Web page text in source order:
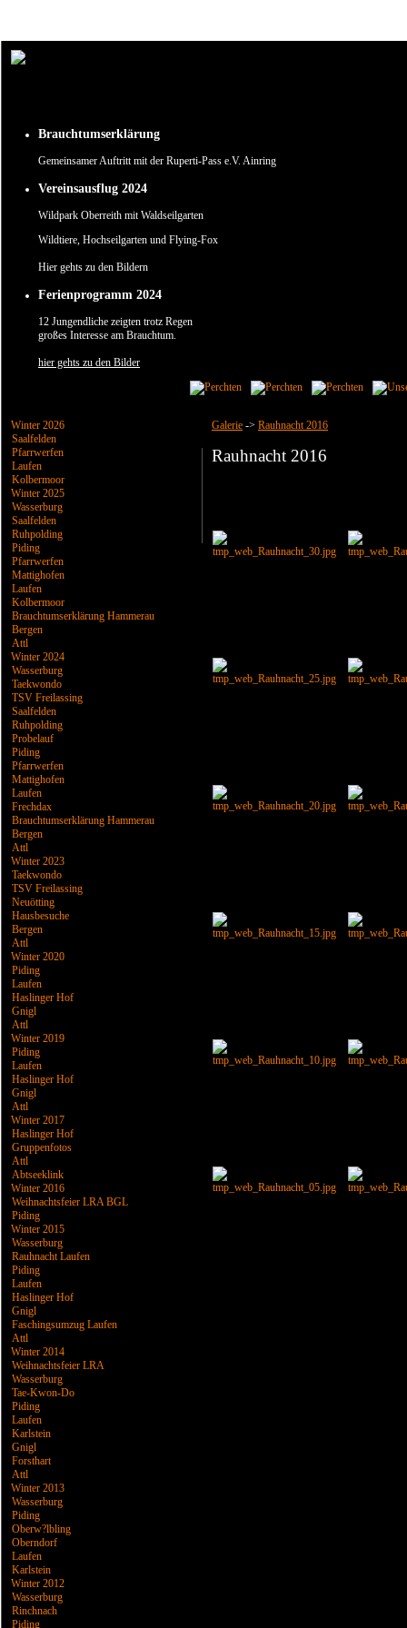
Brauchtumserklärung
Gemeinsamer Auftritt mit der Ruperti-Pass e.V. Ainring
Vereinsausflug 2024
Wildpark Oberreith mit Waldseilgarten
Wildtiere, Hochseilgarten und Flying-Fox
Hier gehts zu den Bildern
Ferienprogramm 2024
12 Jungendliche zeigten trotz Regen
großes Interesse am Brauchtum.
hier gehts zu den Bilder
Winter 2026
Saalfelden
Pfarrwerfen
Laufen
Kolbermoor
Winter 2025
Wasserburg
Saalfelden
Ruhpolding
Piding
Pfarrwerfen
Mattighofen
Laufen
Kolbermoor
Brauchtumserklärung Hammerau
Bergen
Attl
Winter 2024
Wasserburg
Taekwondo
TSV Freilassing
Saalfelden
Ruhpolding
Probelauf
Piding
Pfarrwerfen
Mattighofen
Laufen
Frechdax
Brauchtumserklärung Hammerau
Bergen
Attl
Winter 2023
Taekwondo
TSV Freilassing
Neuötting
Hausbesuche
Bergen
Attl
Winter 2020
Piding
Laufen
Haslinger Hof
Gnigl
Attl
Winter 2019
Piding
Laufen
Haslinger Hof
Gnigl
Attl
Winter 2017
Haslinger Hof
Gruppenfotos
Attl
Abtseeklink
Winter 2016
Weihnachtsfeier LRA BGL
Piding
Winter 2015
Wasserburg
Rauhnacht Laufen
Piding
Laufen
Haslinger Hof
Gnigl
Faschingsumzug Laufen
Attl
Winter 2014
Weihnachtsfeier LRA
Wasserburg
Tae-Kwon-Do
Piding
Laufen
Karlstein
Gnigl
Forsthart
Attl
Winter 2013
Wasserburg
Piding
Oberw?lbling
Oberndorf
Laufen
Karlstein
Winter 2012
Wasserburg
Rinchnach
Piding
Galerie -> Rauhnacht 2016
Rauhnacht 2016